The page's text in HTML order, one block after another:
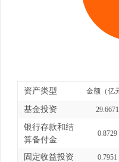
资产类型 金额（亿
基金投资 29.6671
银行存款和结
算备付金
0.8729
固定收益投资 0.7951